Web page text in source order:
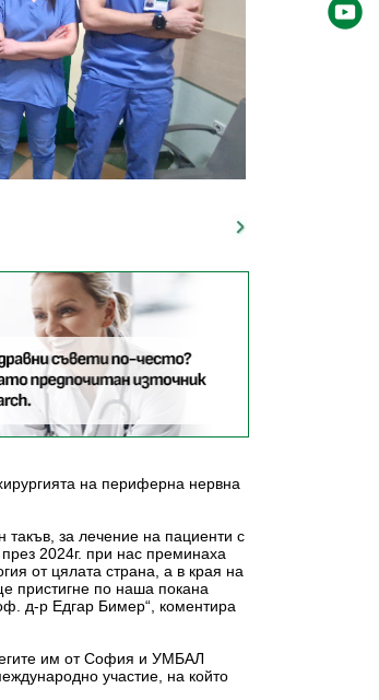
на периферна нервна
за лечение на пациенти с
2024г. при нас преминаха
от цялата страна, а в края на
пристигне по наша покана
д-р Едгар Бимер“, коментира
им от София и УМБАЛ
участие, на който